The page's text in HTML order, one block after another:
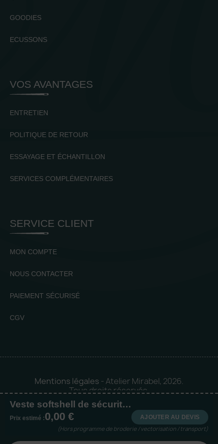
Veste softshell de sécurité recyclée
Prix estimé :0,00 € AJOUTER AU DEVIS
(Hors programme de broderie / vectorisation / transport)
GOODIES
ECUSSONS
VOS AVANTAGES
ENTRETIEN
POLITIQUE DE RETOUR
ESSAYAGE ET ÉCHANTILLON
SERVICES COMPLÉMENTAIRES
SERVICE CLIENT
MON COMPTE
NOUS CONTACTER
PAIEMENT SÉCURISÉ
CGV
Mentions légales - Atelier Mirabel, 2026.
Tous droits réservés.
Mise en orbite 🪐 byLogia |
Agence web et communication